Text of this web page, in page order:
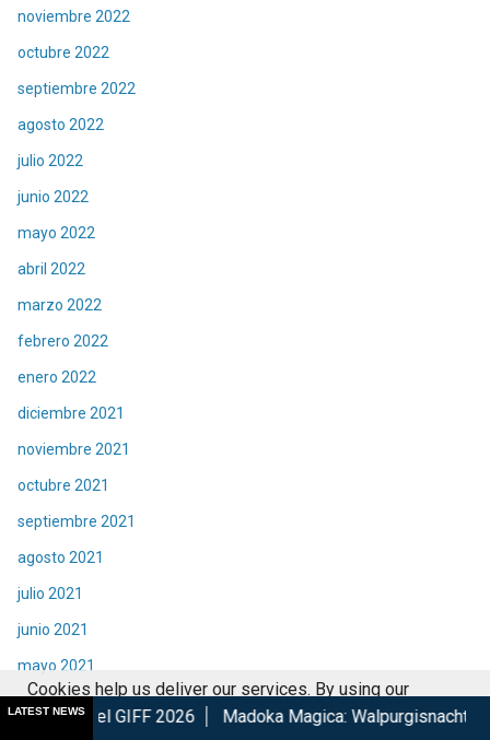
noviembre 2022
octubre 2022
septiembre 2022
agosto 2022
julio 2022
junio 2022
mayo 2022
abril 2022
marzo 2022
febrero 2022
enero 2022
diciembre 2021
noviembre 2021
octubre 2021
septiembre 2021
agosto 2021
julio 2021
junio 2021
mayo 2021
abril 2021
LATEST NEWS
2026 Madoka Magica: Walpurgisnacht Rising confirma su
Cookies help us deliver our services. By using our
services, you agree to our use of cookies.
Got it